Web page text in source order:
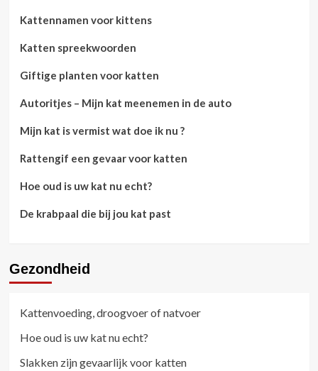
Kattennamen voor kittens
Katten spreekwoorden
Giftige planten voor katten
Autoritjes – Mijn kat meenemen in de auto
Mijn kat is vermist wat doe ik nu ?
Rattengif een gevaar voor katten
Hoe oud is uw kat nu echt?
De krabpaal die bij jou kat past
Gezondheid
Kattenvoeding, droogvoer of natvoer
Hoe oud is uw kat nu echt?
Slakken zijn gevaarlijk voor katten